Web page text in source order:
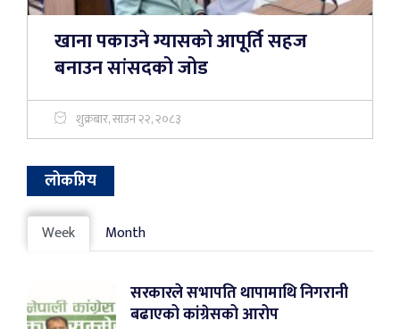
खाना पकाउने ग्यासको आपूर्ति सहज
बनाउन सांसदको जोड
शुक्रबार, साउन २२, २०८३
लोकप्रिय
Week Month
सरकारले सभापति थापामाथि निगरानी
बढाएको कांग्रेसको आरोप